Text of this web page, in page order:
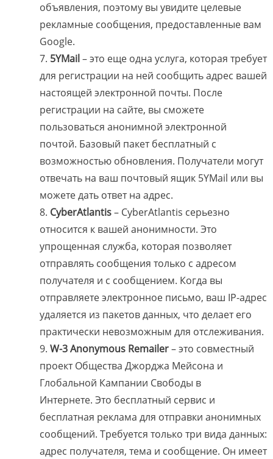
объявления, поэтому вы увидите целевые
рекламные сообщения, предоставленные вам
Google.
5YMail – это еще одна услуга, которая требует
для регистрации на ней сообщить адрес вашей
настоящей электронной почты. После
регистрации на сайте, вы сможете
пользоваться анонимной электронной
почтой. Базовый пакет бесплатный с
возможностью обновления. Получатели могут
отвечать на ваш почтовый ящик 5YMail или вы
можете дать ответ на адрес.
CyberAtlantis– CyberAtlantis серьезно
относится к вашей анонимности. Это
упрощенная служба, которая позволяет
отправлять сообщения только с адресом
получателя и с сообщением. Когда вы
отправляете электронное письмо, ваш IP-адрес
удаляется из пакетов данных, что делает его
практически невозможным для отслеживания.
W-3 Anonymous Remailer– это совместный
проект Общества Джорджа Мейсона и
Глобальной Кампании Свободы в
Интернете. Это бесплатный сервис и
бесплатная реклама для отправки анонимных
сообщений. Требуется только три вида данных:
адрес получателя, тема и сообщение. Он имеет